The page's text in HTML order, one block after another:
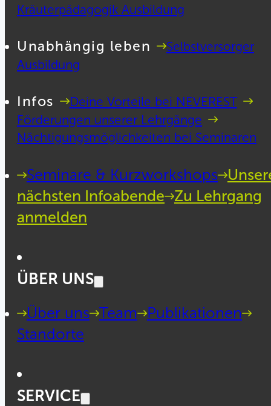
Kräuterpädagogik Ausbildung
Unabhängig leben
Selbstversorger
Ausbildung
Infos
Deine Vorteile bei NEVEREST
Förderungen unserer Lehrgänge
Nächtigungsmöglichkeiten bei Seminaren
Seminare & Kurzworkshops
nächsten Infoabende Zu Lehrgang
anmelden
ÜBER UNS
Über uns Team
Publikationen
Standorte
SERVICE